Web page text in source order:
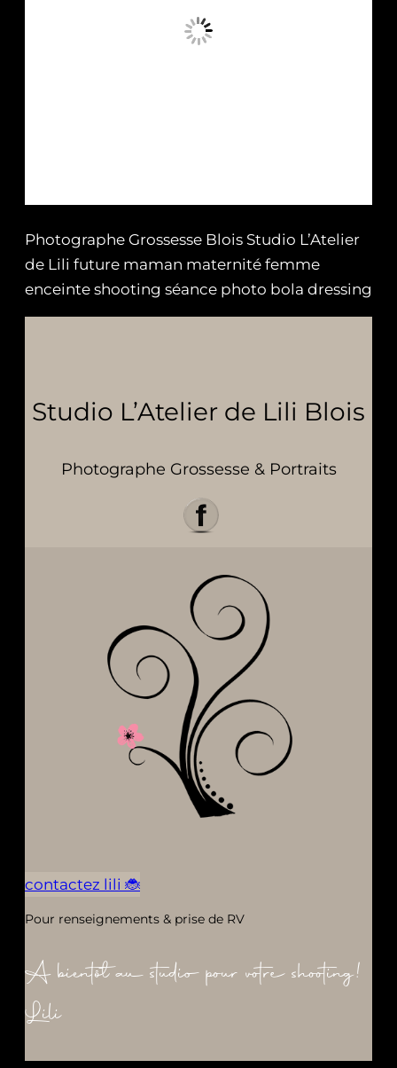
Photographe Grossesse Blois Studio L’Atelier
de Lili future maman maternité femme
enceinte shooting séance photo bola dressing
Studio L’Atelier de Lili Blois
Photographe Grossesse & Portraits
contactez lili 🐞
Pour renseignements & prise de RV
A bientôt au studio pour votre shooting!
Lili